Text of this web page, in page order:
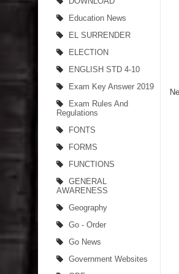
Education News
EL SURRENDER
ELECTION
ENGLISH STD 4-10
Exam Key Answer 2019
Exam Rules And
Regulations
FONTS
FORMS
FUNCTIONS
GENERAL
AWARENESS
Geography
Go - Order
Go News
Government Websites